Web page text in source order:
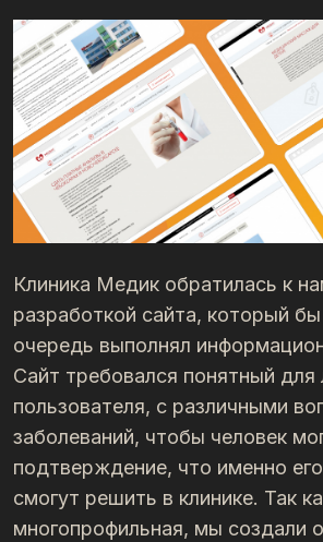
Клиника Медик обратилась к
разработкой сайта, который
очередь выполнял
Сайт требовался понятный для
пользователя, с различными
заболеваний, чтобы человек
подтверждение, что именно
смогут решить в клинике. Так
многопрофильная, мы создали